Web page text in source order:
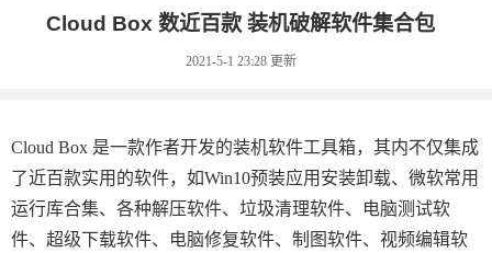
Cloud Box 数近百款 装机破解软件集合包
2021-5-1 23:28 更新
Cloud Box 是一款作者开发的装机软件工具箱，其内不仅集成
了近百款实用的软件，如Win10预装应用安装卸载、微软常用
运行库合集、各种解压软件、垃圾清理软件、电脑测试软
件、超级下载软件、电脑修复软件、制图软件、视频编辑软